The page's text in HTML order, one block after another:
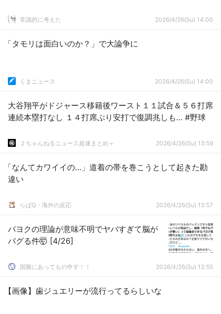
常識的に考えた 2026/4/26(Su) 14:00
「タモリは面白いのか？」で大論争に
くまニュース 2026/4/26(Su) 14:00
大谷翔平がドジャース移籍後ワースト１１試合＆５６打席
連続本塁打なし １４打席ぶり安打で復調兆しも… #野球
２ちゃんねるニュース超速まとめ＋ 2026/4/26(Su) 13:59
「なんてカワイイの…」道着の帯を巻こうとして起きた勘
違い
らばQ - 海外の反応 2026/4/26(Su) 13:57
パヨクの理論が意味不明でヤバすぎて脳が
バグる件🤯 [4/26]
国難にあってもの申す！！ 2026/4/26(Su) 13:55
【画像】歯ジュエリーが流行ってるらしいな